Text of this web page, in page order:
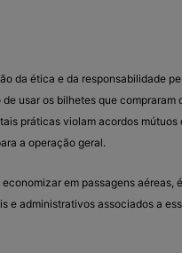
da ética e da responsabilidade
usar os bilhetes que compraram
práticas violam acordos mútuos
a operação geral.
em passagens aéreas, é
e administrativos associados a